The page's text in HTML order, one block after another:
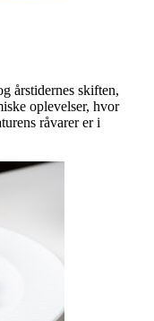
årstidernes skiften,
oplevelser, hvor
råvarer er i